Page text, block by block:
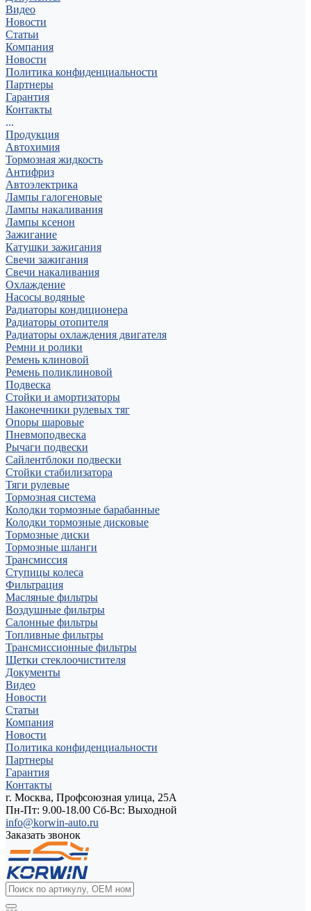
Видео
Новости
Статьи
Компания
Новости
Политика конфиденциальности
Партнеры
Гарантия
Контакты
...
Продукция
Автохимия
Тормозная жидкость
Антифриз
Автоэлектрика
Лампы галогеновые
Лампы накаливания
Лампы ксенон
Зажигание
Катушки зажигания
Свечи зажигания
Свечи накаливания
Охлаждение
Насосы водяные
Радиаторы кондиционера
Радиаторы отопителя
Радиаторы охлаждения двигателя
Ремни и ролики
Ремень клиновой
Ремень поликлиновой
Подвеска
Стойки и амортизаторы
Наконечники рулевых тяг
Опоры шаровые
Пневмоподвеска
Рычаги подвески
Сайлентблоки подвески
Стойки стабилизатора
Тяги рулевые
Тормозная система
Колодки тормозные барабанные
Колодки тормозные дисковые
Тормозные диски
Тормозные шланги
Трансмиссия
Ступицы колеса
Фильтрация
Масляные фильтры
Воздушные фильтры
Салонные фильтры
Топливные фильтры
Трансмиссионные фильтры
Щетки стеклоочистителя
Документы
Видео
Новости
Статьи
Компания
Новости
Политика конфиденциальности
Партнеры
Гарантия
Контакты
г. Москва, Профсоюзная улица, 25А
Пн-Пт: 9.00-18.00 Cб-Вс: Выходной
info@korwin-auto.ru
Заказать звонок